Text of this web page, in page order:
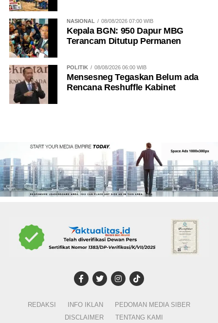
NASIONAL 08/08/2026 07:00 WIB
Kepala BGN: 950 Dapur MBG
Terancam Ditutup Permanen
POLITIK 08/08/2026 06:00 WIB
Mensesneg Tegaskan Belum ada
Rencana Reshuffle Kabinet
REDAKSI INFO IKLAN
PEDOMAN MEDIA SIBER
DISCLAIMER
TENTANG KAMI